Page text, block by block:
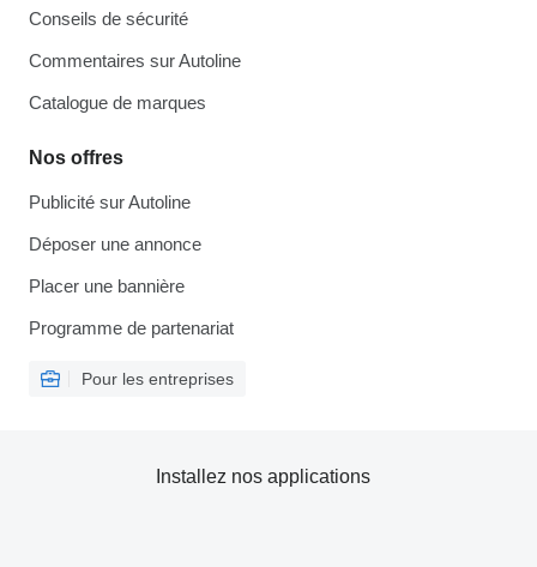
Conseils de sécurité
Commentaires sur Autoline
Catalogue de marques
Nos offres
Publicité sur Autoline
Déposer une annonce
Placer une bannière
Programme de partenariat
Pour les entreprises
Installez nos applications